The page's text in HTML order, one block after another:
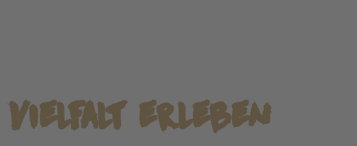
Vielfalt erleben